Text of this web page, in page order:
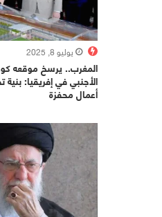
يوليو 8, 2025
المغرب.. يرسخ موقعه
الأجنبي في إفريقيا: بنية
أعمال محفزة